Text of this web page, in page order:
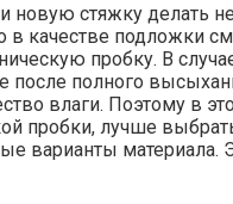
новую стяжку делать
в качестве подложки
пробку. В
после полного
влаги. Поэтому в
пробки, лучше
варианты материала.